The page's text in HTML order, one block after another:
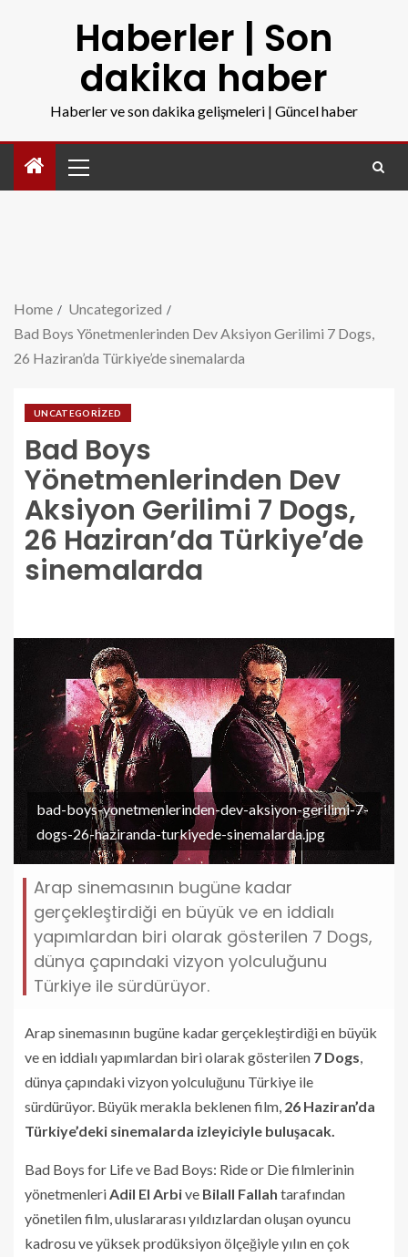
Haberler | Son
dakika haber
Haberler ve son dakika gelişmeleri | Güncel haber
Home
Uncategorized
Bad Boys Yönetmenlerinden Dev Aksiyon Gerilimi 7 Dogs,
26 Haziran’da Türkiye’de sinemalarda
UNCATEGORIZED
Bad Boys
Yönetmenlerinden Dev
Aksiyon Gerilimi 7 Dogs,
26 Haziran’da Türkiye’de
sinemalarda
bad-boys-yonetmenlerinden-dev-aksiyon-gerilimi-7-
dogs-26-haziranda-turkiyede-sinemalarda.jpg
Arap sinemasının bugüne kadar
gerçekleştirdiği en büyük ve en iddialı
yapımlardan biri olarak gösterilen 7 Dogs,
dünya çapındaki vizyon yolculuğunu
Türkiye ile sürdürüyor.
Arap sinemasının bugüne kadar gerçekleştirdiği en büyük
ve en iddialı yapımlardan biri olarak gösterilen 7 Dogs
dünya çapındaki vizyon yolculuğunu Türkiye ile
sürdürüyor. Büyük merakla beklenen film, 26 Haziran’da
Türkiye’deki sinemalarda izleyiciyle buluşacak.
Bad Boys for Life ve Bad Boys: Ride or Die filmlerinin
yönetmenleri Adil El Arbive Bilall Fallah tarafından
yönetilen film, uluslararası yıldızlardan oluşan oyuncu
kadrosu ve yüksek prodüksiyon ölçeğiyle yılın en çok